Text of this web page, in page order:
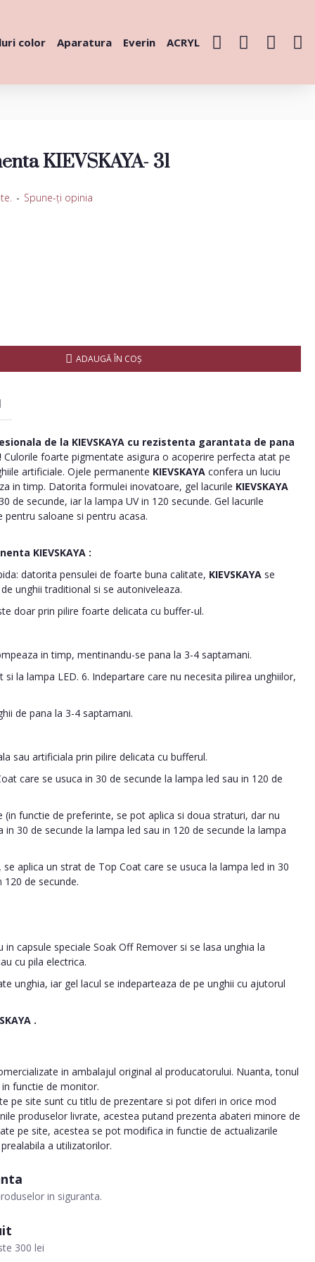
color Aparatura Everin ACRYL
KIEVSKAYA- 31
- Spune-ţi opinia
ADAUGĂ ÎN COŞ
in siguranta.
300 lei
de la KIEVSKAYA cu rezistenta garantata de pana
Culorile foarte pigmentate asigura o acoperire perfecta atat pe
artificiale. Ojele permanente KIEVSKAYA confera un luciu
in timp. Datorita formulei inovatoare, gel lacurile KIEVSKAYA
de secunde, iar la lampa UV in 120 secunde. Gel lacurile
pentru saloane si pentru acasa.
KIEVSKAYA :
datorita pensulei de foarte buna calitate, KIEVSKAYA se
unghii traditional si se autoniveleaza.
doar prin pilire foarte delicata cu buffer-ul.
in timp, mentinandu-se pana la 3-4 saptamani.
si la lampa LED. 6. Indepartare care nu necesita pilirea unghiilor,
de pana la 3-4 saptamani.
sau artificiala prin pilire delicata cu bufferul.
care se usuca in 30 de secunde la lampa led sau in 120 de
(in functie de preferinte, se pot aplica si doua straturi, dar nu
30 de secunde la lampa led sau in 120 de secunde la lampa
aplica un strat de Top Coat care se usuca la lampa led in 30
120 de secunde.
in capsule speciale Soak Off Remover si se lasa unghia la
cu pila electrica.
unghia, iar gel lacul se indeparteaza de pe unghii cu ajutorul
.
in ambalajul original al producatorului. Nuanta, tonul
functie de monitor.
pe site sunt cu titlu de prezentare si pot diferi in orice mod
produselor livrate, acestea putand prezenta abateri minore de
pe site, acestea se pot modifica in functie de actualizarile
a utilizatorilor.